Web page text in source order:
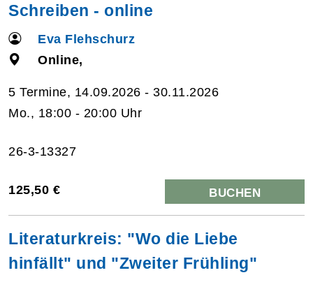
Schreiben - online
Eva Flehschurz
Online,
5 Termine, 14.09.2026 - 30.11.2026
Mo., 18:00 - 20:00 Uhr
26-3-13327
125,50 € BUCHEN
Literaturkreis: "Wo die Liebe
hinfällt" und "Zweiter Frühling"